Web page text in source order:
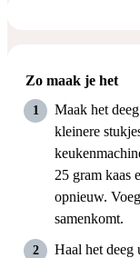
Zo maak je het
Maak het
kleinere
25 gram kaas
opnieuw.
samenkomt.
Haal het deeg